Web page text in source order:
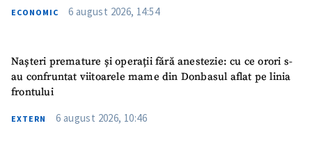
ECONOMIC 6 august 2026, 14:54
Nașteri premature și operații fără anestezie: cu ce orori s-
au confruntat viitoarele mame din Donbasul aflat pe linia
frontului
EXTERN 6 august 2026, 10:46